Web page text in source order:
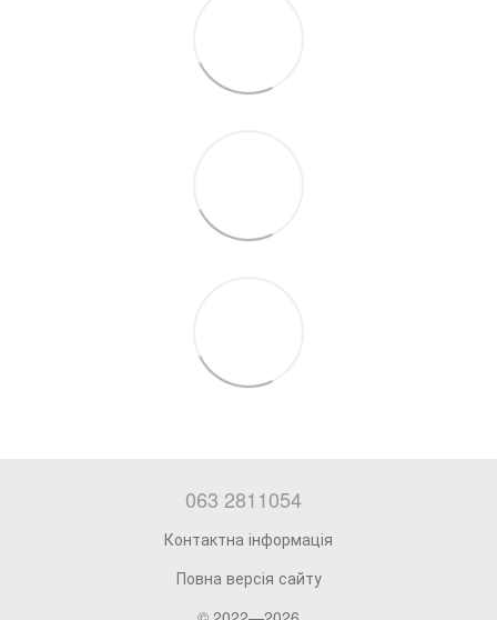
063 2811054
Контактна інформація
Повна версія сайту